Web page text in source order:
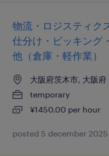
物流・ロジスティク
仕分け・ピッキング
他（倉庫・軽作業）
大阪府茨木市, 大阪府
temporary
¥1450.00 per hour
posted 5 december 2025